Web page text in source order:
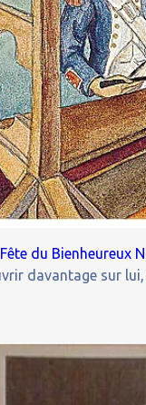
du Bienheureux
davantage sur